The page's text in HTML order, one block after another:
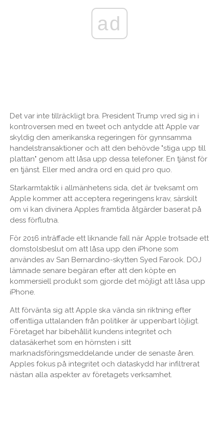
ad
Det var inte tillräckligt bra. President Trump vred sig in i
kontroversen med en tweet och antydde att Apple var
skyldig den amerikanska regeringen för gynnsamma
handelstransaktioner och att den behövde "stiga upp till
plattan" genom att låsa upp dessa telefoner. En tjänst för
en tjänst. Eller med andra ord en quid pro quo.
Starkarmtaktik i allmänhetens sida, det är tveksamt om
Apple kommer att acceptera regeringens krav, särskilt
om vi kan divinera Apples framtida åtgärder baserat på
dess förflutna.
För 2016 inträffade ett liknande fall när Apple trotsade ett
domstolsbeslut om att låsa upp den iPhone som
användes av San Bernardino-skytten Syed Farook. DOJ
lämnade senare begäran efter att den köpte en
kommersiell produkt som gjorde det möjligt att låsa upp
iPhone.
Att förvänta sig att Apple ska vända sin riktning efter
offentliga uttalanden från politiker är uppenbart löjligt.
Företaget har bibehållit kundens integritet och
datasäkerhet som en hörnsten i sitt
marknadsföringsmeddelande under de senaste åren.
Apples fokus på integritet och dataskydd har infiltrerat
nästan alla aspekter av företagets verksamhet.